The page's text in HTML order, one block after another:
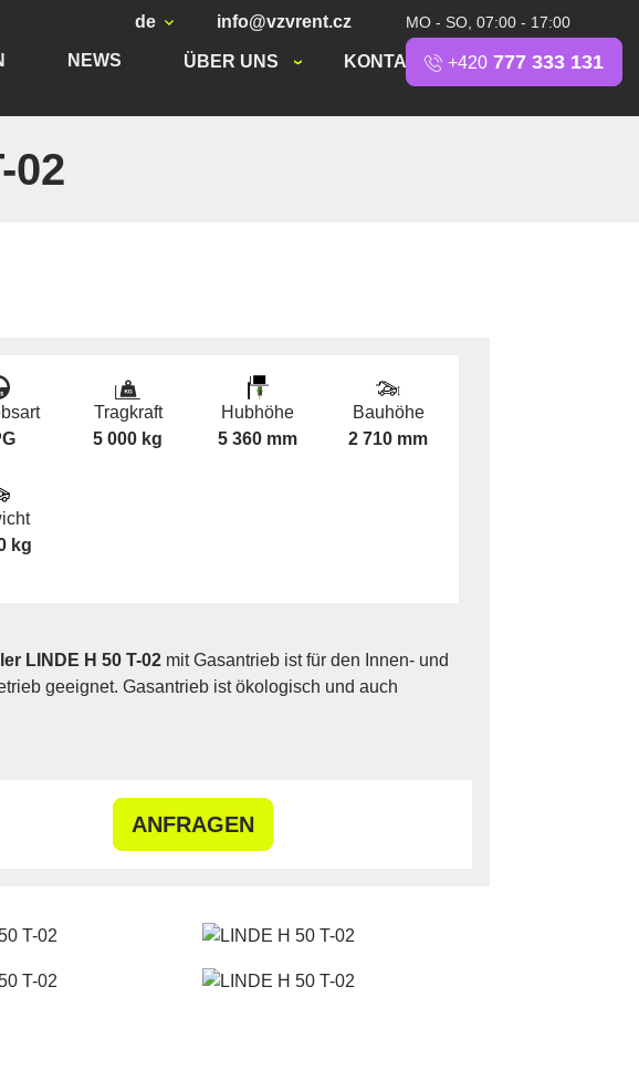
NEWS ÜBER UNS KONTAKT
de info@vzvrent.cz MO - SO, 07:00 - 17:00
+420 777 333 131
02
Tragkraft
5 000 kg
Hubhöhe
5 360 mm
Bauhöhe
2 710 mm
kg
LINDE H 50 T-02 mit Gasantrieb ist für den Innen- und
geeignet. Gasantrieb ist ökologisch und auch
ANFRAGEN